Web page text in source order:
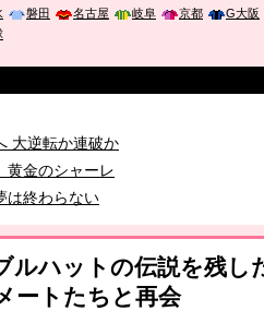
磐田 名古屋 岐阜 京都 G大阪
大逆転か連破か
黄金のシャーレ
は終わらない
陣
杯開幕 注目は「個」
ルハットの伝説を残
ートたちと再会